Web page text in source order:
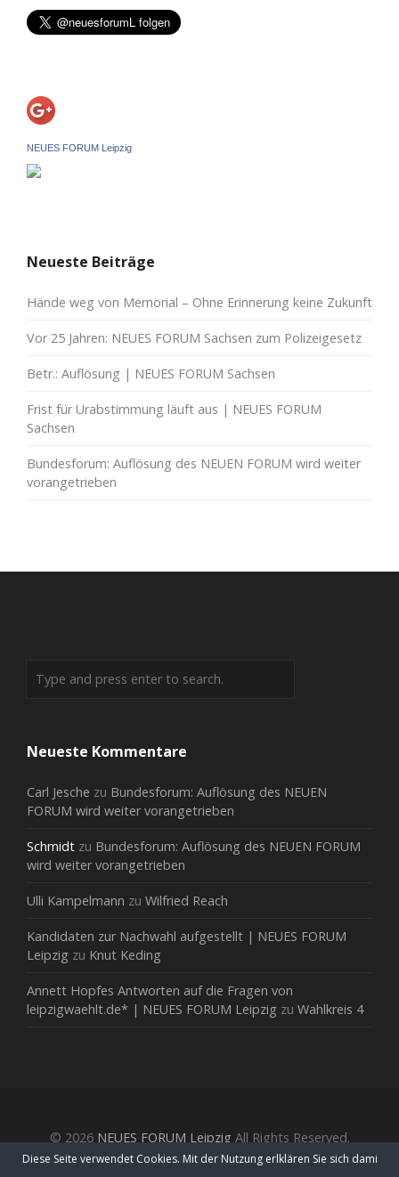
NEUES FORUM Leipzig
Neueste Beiträge
Hände weg von Memorial – Ohne Erinnerung keine Zukunft
Vor 25 Jahren: NEUES FORUM Sachsen zum Polizeigesetz
Betr.: Auflösung | NEUES FORUM Sachsen
Frist für Urabstimmung läuft aus | NEUES FORUM
Sachsen
Bundesforum: Auflösung des NEUEN FORUM wird weiter
vorangetrieben
Neueste Kommentare
Carl Jesche zu Bundesforum: Auflösung des NEUEN
FORUM wird weiter vorangetrieben
Schmidt zu Bundesforum: Auflösung des NEUEN FORUM
wird weiter vorangetrieben
Ulli Kampelmann zu Wilfried Reach
Kandidaten zur Nachwahl aufgestellt | NEUES FORUM
Leipzig zu Knut Keding
Annett Hopfes Antworten auf die Fragen von
leipzigwaehlt.de* | NEUES FORUM Leipzig zu Wahlkreis 4
© 2026 NEUES FORUM Leipzig All Rights Reserved.
Diese Seite verwendet Cookies. Mit der Nutzung erlklären Sie sich dami